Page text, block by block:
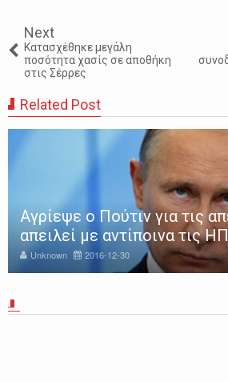
Next
Κατασχέθηκε μεγάλη
ποσότητα χασίς σε αποθήκη
στις Σέρρες
Related Post
Αγρίεψε ο Πούτιν για τις
απειλεί με αντίποινα τις
Unknown 2016-12-30